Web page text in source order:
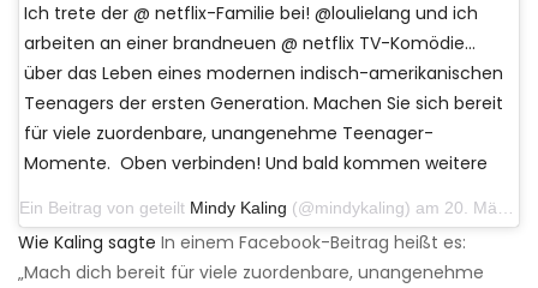
Ich trete der @ netflix-Familie bei! @loulielang und ich
arbeiten an einer brandneuen @ netflix TV-Komödie…
über das Leben eines modernen indisch-amerikanischen
Teenagers der ersten Generation. Machen Sie sich bereit
für viele zuordenbare, unangenehme Teenager-
Momente. ‍‍‍ Oben verbinden! Und bald kommen weitere
Ein Beitrag von geteilt Mindy Kaling (@mindykaling) am 20. März 2019 um 14:20 Uhr PDT
Wie Kaling sagte In einem Facebook-Beitrag heißt es:
„Mach dich bereit für viele zuordenbare, unangenehme